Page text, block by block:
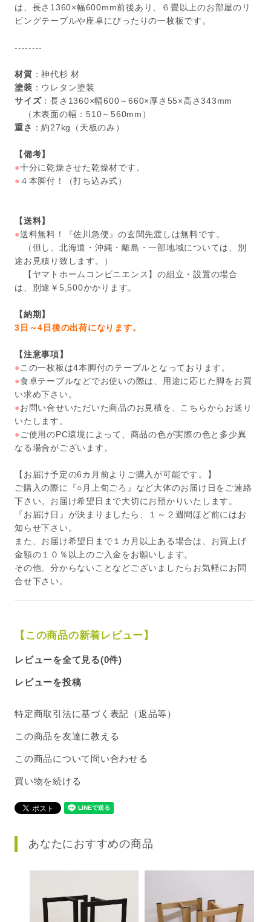
は、長さ1360×幅600mm前後あり、６畳以上のお部屋のリ
ビングテーブルや座卓にぴったりの一枚板です。
--------
材質 ：神代杉 材
塗装 ：ウレタン塗装
サイズ：長さ1360×幅600～660×厚さ55×高さ343mm
（木表面の幅：510～560mm）
重さ ：約27kg（天板のみ）
【備考】
●十分に乾燥させた乾燥材です。
● ４本脚付！（打ち込み式）
【送料】
●送料無料！『佐川急便』の玄関先渡しは無料です。
（但し、北海道・沖縄・離島・一部地域については、別
途お見積り致します。）
【ヤマトホームコンビニエンス】の組立・設置の場合
は、別途￥5,500かかります。
【納期】
3日～4日後の出荷になります。
【注意事項】
● この一枚板は4本脚付のテーブルとなっております。
●食卓テーブルなどでお使いの際は、用途に応じた脚をお買
い求め下さい。
●お問い合せいただいた商品のお見積を、こちらからお送り
いたします。
● ご使用のPC環境によって、商品の色が実際の色と多少異
なる場合がございます。
【お届け予定の6カ月前よりご購入が可能です。】
ご購入の際に『○月上旬ごろ』など大体のお届け日をご連絡
下さい。お届け希望日まで大切にお預かりいたします。
『お届け日』が決まりましたら、１～２週間ほど前にはお
知らせ下さい。
また、お届け希望日まで１カ月以上ある場合は、お買上げ
金額の１０％以上のご入金をお願いします。
その他、分からないことなどございましたらお気軽にお問
合せ下さい。
【この商品の新着レビュー】
レビューを全て見る(0件)
レビューを投稿
特定商取引法に基づく表記（返品等）
この商品を友達に教える
この商品について問い合わせる
買い物を続ける
あなたにおすすめの商品